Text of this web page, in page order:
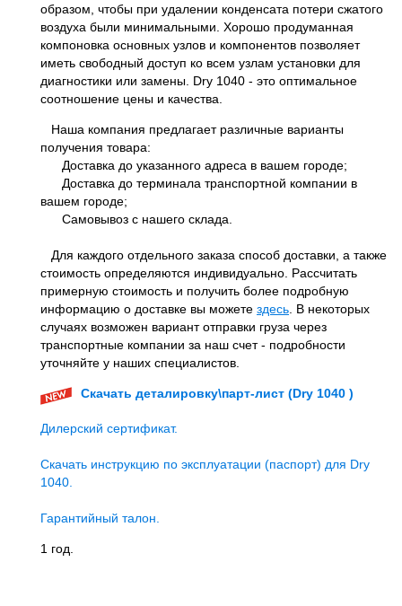
образом, чтобы при удалении конденсата потери сжатого
воздуха были минимальными. Хорошо продуманная
компоновка основных узлов и компонентов позволяет
иметь свободный доступ ко всем узлам установки для
диагностики или замены. Dry 1040 - это оптимальное
соотношение цены и качества.
Наша компания предлагает различные варианты
получения товара:
Доставка до указанного адреса в вашем городе;
Доставка до терминала транспортной компании в
вашем городе;
Самовывоз с нашего склада.
Для каждого отдельного заказа способ доставки, а также
стоимость определяются индивидуально. Рассчитать
примерную стоимость и получить более подробную
информацию о доставке вы можете здесь . В некоторых
случаях возможен вариант отправки груза через
транспортные компании за наш счет - подробности
уточняйте у наших специалистов.
Скачать деталировку\парт-лист (Dry 1040 )
Дилерский сертификат.
Скачать инструкцию по эксплуатации (паспорт) для Dry
1040.
Гарантийный талон.
1 год.